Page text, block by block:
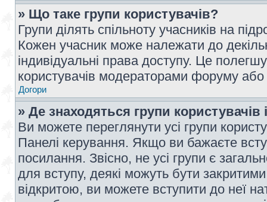
» Що таке групи користувачів?
Групи ділять спільноту учасників на
Кожен учасник може належати до
індивідуальні права доступу. Це
користувачів модераторами форуму
Догори
» Де знаходяться групи користувачів
Ви можете переглянути усі групи
Панелі керування. Якщо ви бажаєте
посилання. Звісно, не усі групи є
для вступу, деякі можуть бути
відкритою, ви можете вступити до неї